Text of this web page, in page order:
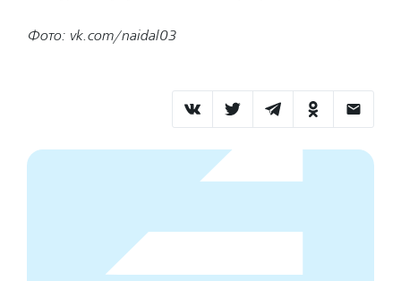
Фото: vk.com/naidal03